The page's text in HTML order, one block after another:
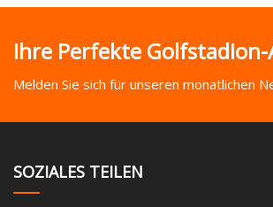
Ihre Perfekte
Melden Sie sich für unseren monatlichen
SOZIALES TEILEN